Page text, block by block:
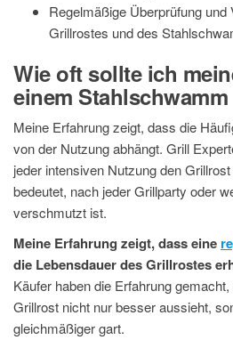
Regelmäßige Überprüfung und
Grillrostes und des
Wie oft sollte ich
einem
Meine Erfahrung zeigt, dass die
von der Nutzung abhängt. Grill
jeder intensiven Nutzung den
bedeutet, nach jeder Grillparty oder
verschmutzt ist.
Meine Erfahrung zeigt, dass eine
die Lebensdauer des Grillrostes
Käufer haben die Erfahrung
Grillrost nicht nur besser aussieht,
gleichmäßiger gart.